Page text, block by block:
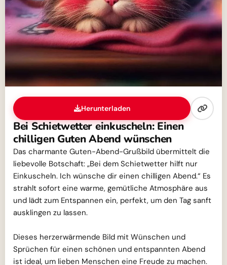
Herunterladen
Bei Schietwetter einkuscheln: Einen
chilligen Guten Abend wünschen
Das charmante Guten-Abend-Grußbild übermittelt die
liebevolle Botschaft: „Bei dem Schietwetter hilft nur
Einkuscheln. Ich wünsche dir einen chilligen Abend.“ Es
strahlt sofort eine warme, gemütliche Atmosphäre aus
und lädt zum Entspannen ein, perfekt, um den Tag sanft
ausklingen zu lassen.
Dieses herzerwärmende Bild mit Wünschen und
Sprüchen für einen schönen und entspannten Abend
ist ideal, um lieben Menschen eine Freude zu machen.